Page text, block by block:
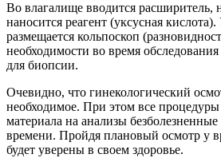
Во влагалище вводится расширитель,
наносится реагент (уксусная
размещается кольпоскоп
необходимости во время обследования
для биопсии.
Очевидно, что гинекологический
необходимое. При этом все процедуры
материала на анализы
времени. Пройдя плановый осмотр у
будет уверены в своем здоровье.